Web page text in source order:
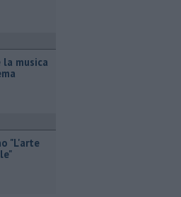
musica
"L'arte